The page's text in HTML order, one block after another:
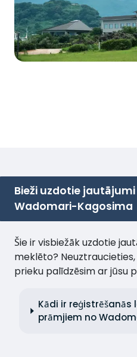
Bieži uzdotie
Wadomari-Kagosima
Šie ir visbiežāk uzdotie
meklēto?
prieku palīdzēsim ar jūsu
Kādi ir reģistrēšanās
prāmjiem no